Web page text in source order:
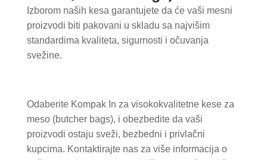
Izborom naših kesa garantujete da će vaši mesni
proizvodi biti pakovani u skladu sa najvišim
standardima kvaliteta, sigurnosti i očuvanja
svežine.
Odaberite Kompak In za visokokvalitetne kese za
meso (butcher bags), i obezbedite da vaši
proizvodi ostaju sveži, bezbedni i privlačni
kupcima. Kontaktirajte nas za više informacija o